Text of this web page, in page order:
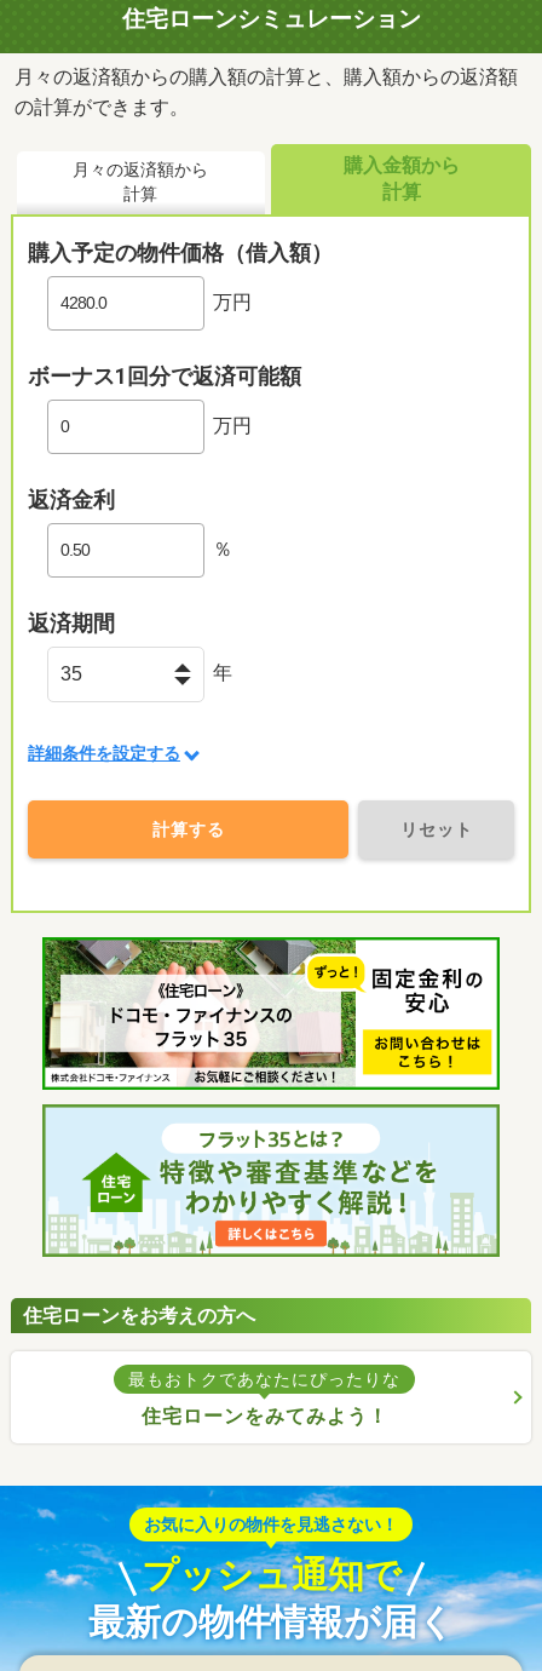
住宅ローンシミュレーション
月々の返済額からの購入額の計算と、購入額からの返済額
の計算ができます。
月々の返済額から
計算
購入金額から
計算
購入予定の物件価格（借入額）
万円
ボーナス1回分で返済可能額
万円
返済金利
％
返済期間
年
詳細条件を設定する
計算する リセット
住宅ローンをお考えの方へ
最もおトクであなたにぴったりな
住宅ローンをみてみよう！
お気に入りの物件を見逃さない！
プッシュ通知で
最新の物件情報が届く